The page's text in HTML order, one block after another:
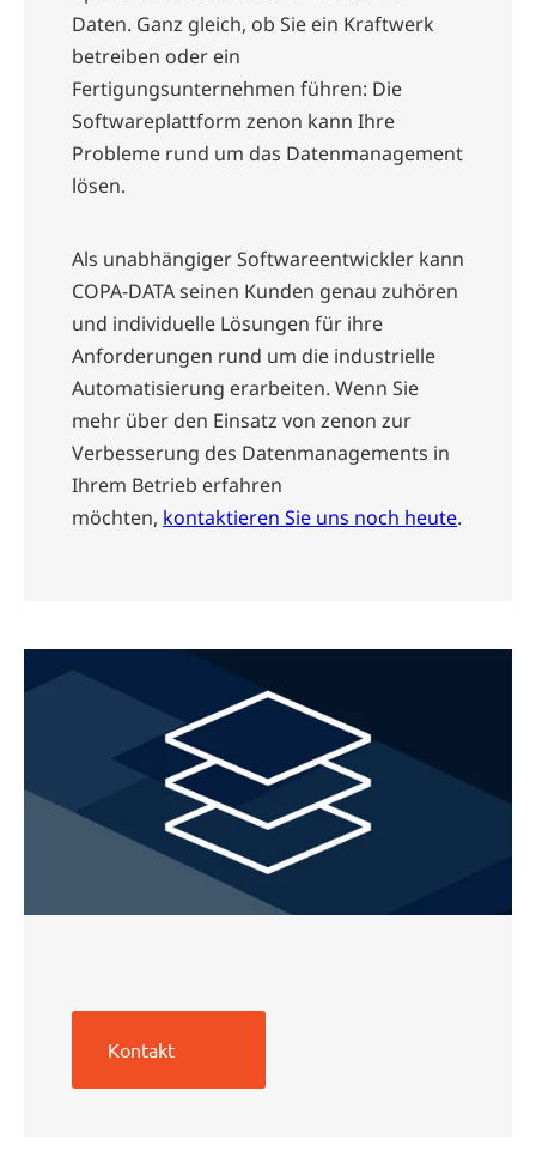
Daten. Ganz gleich, ob Sie ein Kraftwerk
betreiben oder ein
Fertigungsunternehmen führen: Die
Softwareplattform zenon kann Ihre
Probleme rund um das Datenmanagement
lösen.
Als unabhängiger Softwareentwickler kann
COPA-DATA seinen Kunden genau zuhören
und individuelle Lösungen für ihre
Anforderungen rund um die industrielle
Automatisierung erarbeiten. Wenn Sie
mehr über den Einsatz von zenon zur
Verbesserung des Datenmanagements in
Ihrem Betrieb erfahren
möchten, kontaktieren Sie uns noch heute.
Kontakt